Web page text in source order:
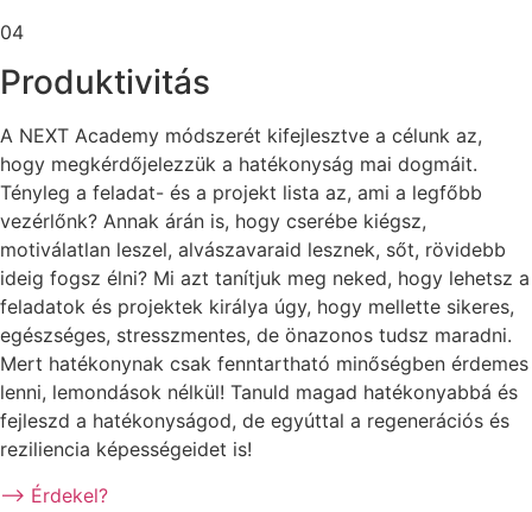
04
Produktivitás
A NEXT Academy módszerét kifejlesztve a célunk az,
hogy megkérdőjelezzük a hatékonyság mai dogmáit.
Tényleg a feladat- és a projekt lista az, ami a legfőbb
vezérlőnk? Annak árán is, hogy cserébe kiégsz,
motiválatlan leszel, alvászavaraid lesznek, sőt, rövidebb
ideig fogsz élni? Mi azt tanítjuk meg neked, hogy lehetsz a
feladatok és projektek királya úgy, hogy mellette sikeres,
egészséges, stresszmentes, de önazonos tudsz maradni.
Mert hatékonynak csak fenntartható minőségben érdemes
lenni, lemondások nélkül! Tanuld magad hatékonyabbá és
fejleszd a hatékonyságod, de egyúttal a regenerációs és
reziliencia képességeidet is!
–> Érdekel?